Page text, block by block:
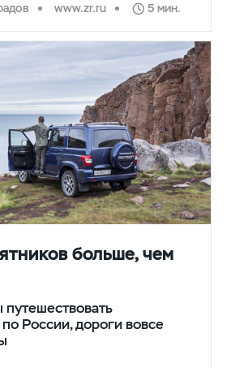
www.zr.ru 5 мин.
больше, чем
России, дороги вовсе